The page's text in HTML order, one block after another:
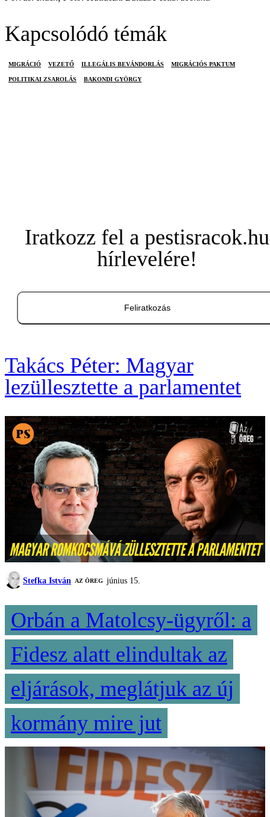
Kapcsolódó témák
MIGRÁCIÓ VEZETŐ ILLEGÁLIS BEVÁNDORLÁS MIGRÁCIÓS PAKTUM
POLITIKAI ZSAROLÁS BAKONDI GYÖRGY
Iratkozz fel a pestisracok.hu
hírlevelére!
Feliratkozás
Takács Péter: Magyar
lezüllesztette a parlamentet
Stefka István AZ ÖREG június 15.
Orbán a Matolcsy-ügyről: a
Fidesz alatt elindultak az
eljárások, meglátjuk az új
kormány mire jut